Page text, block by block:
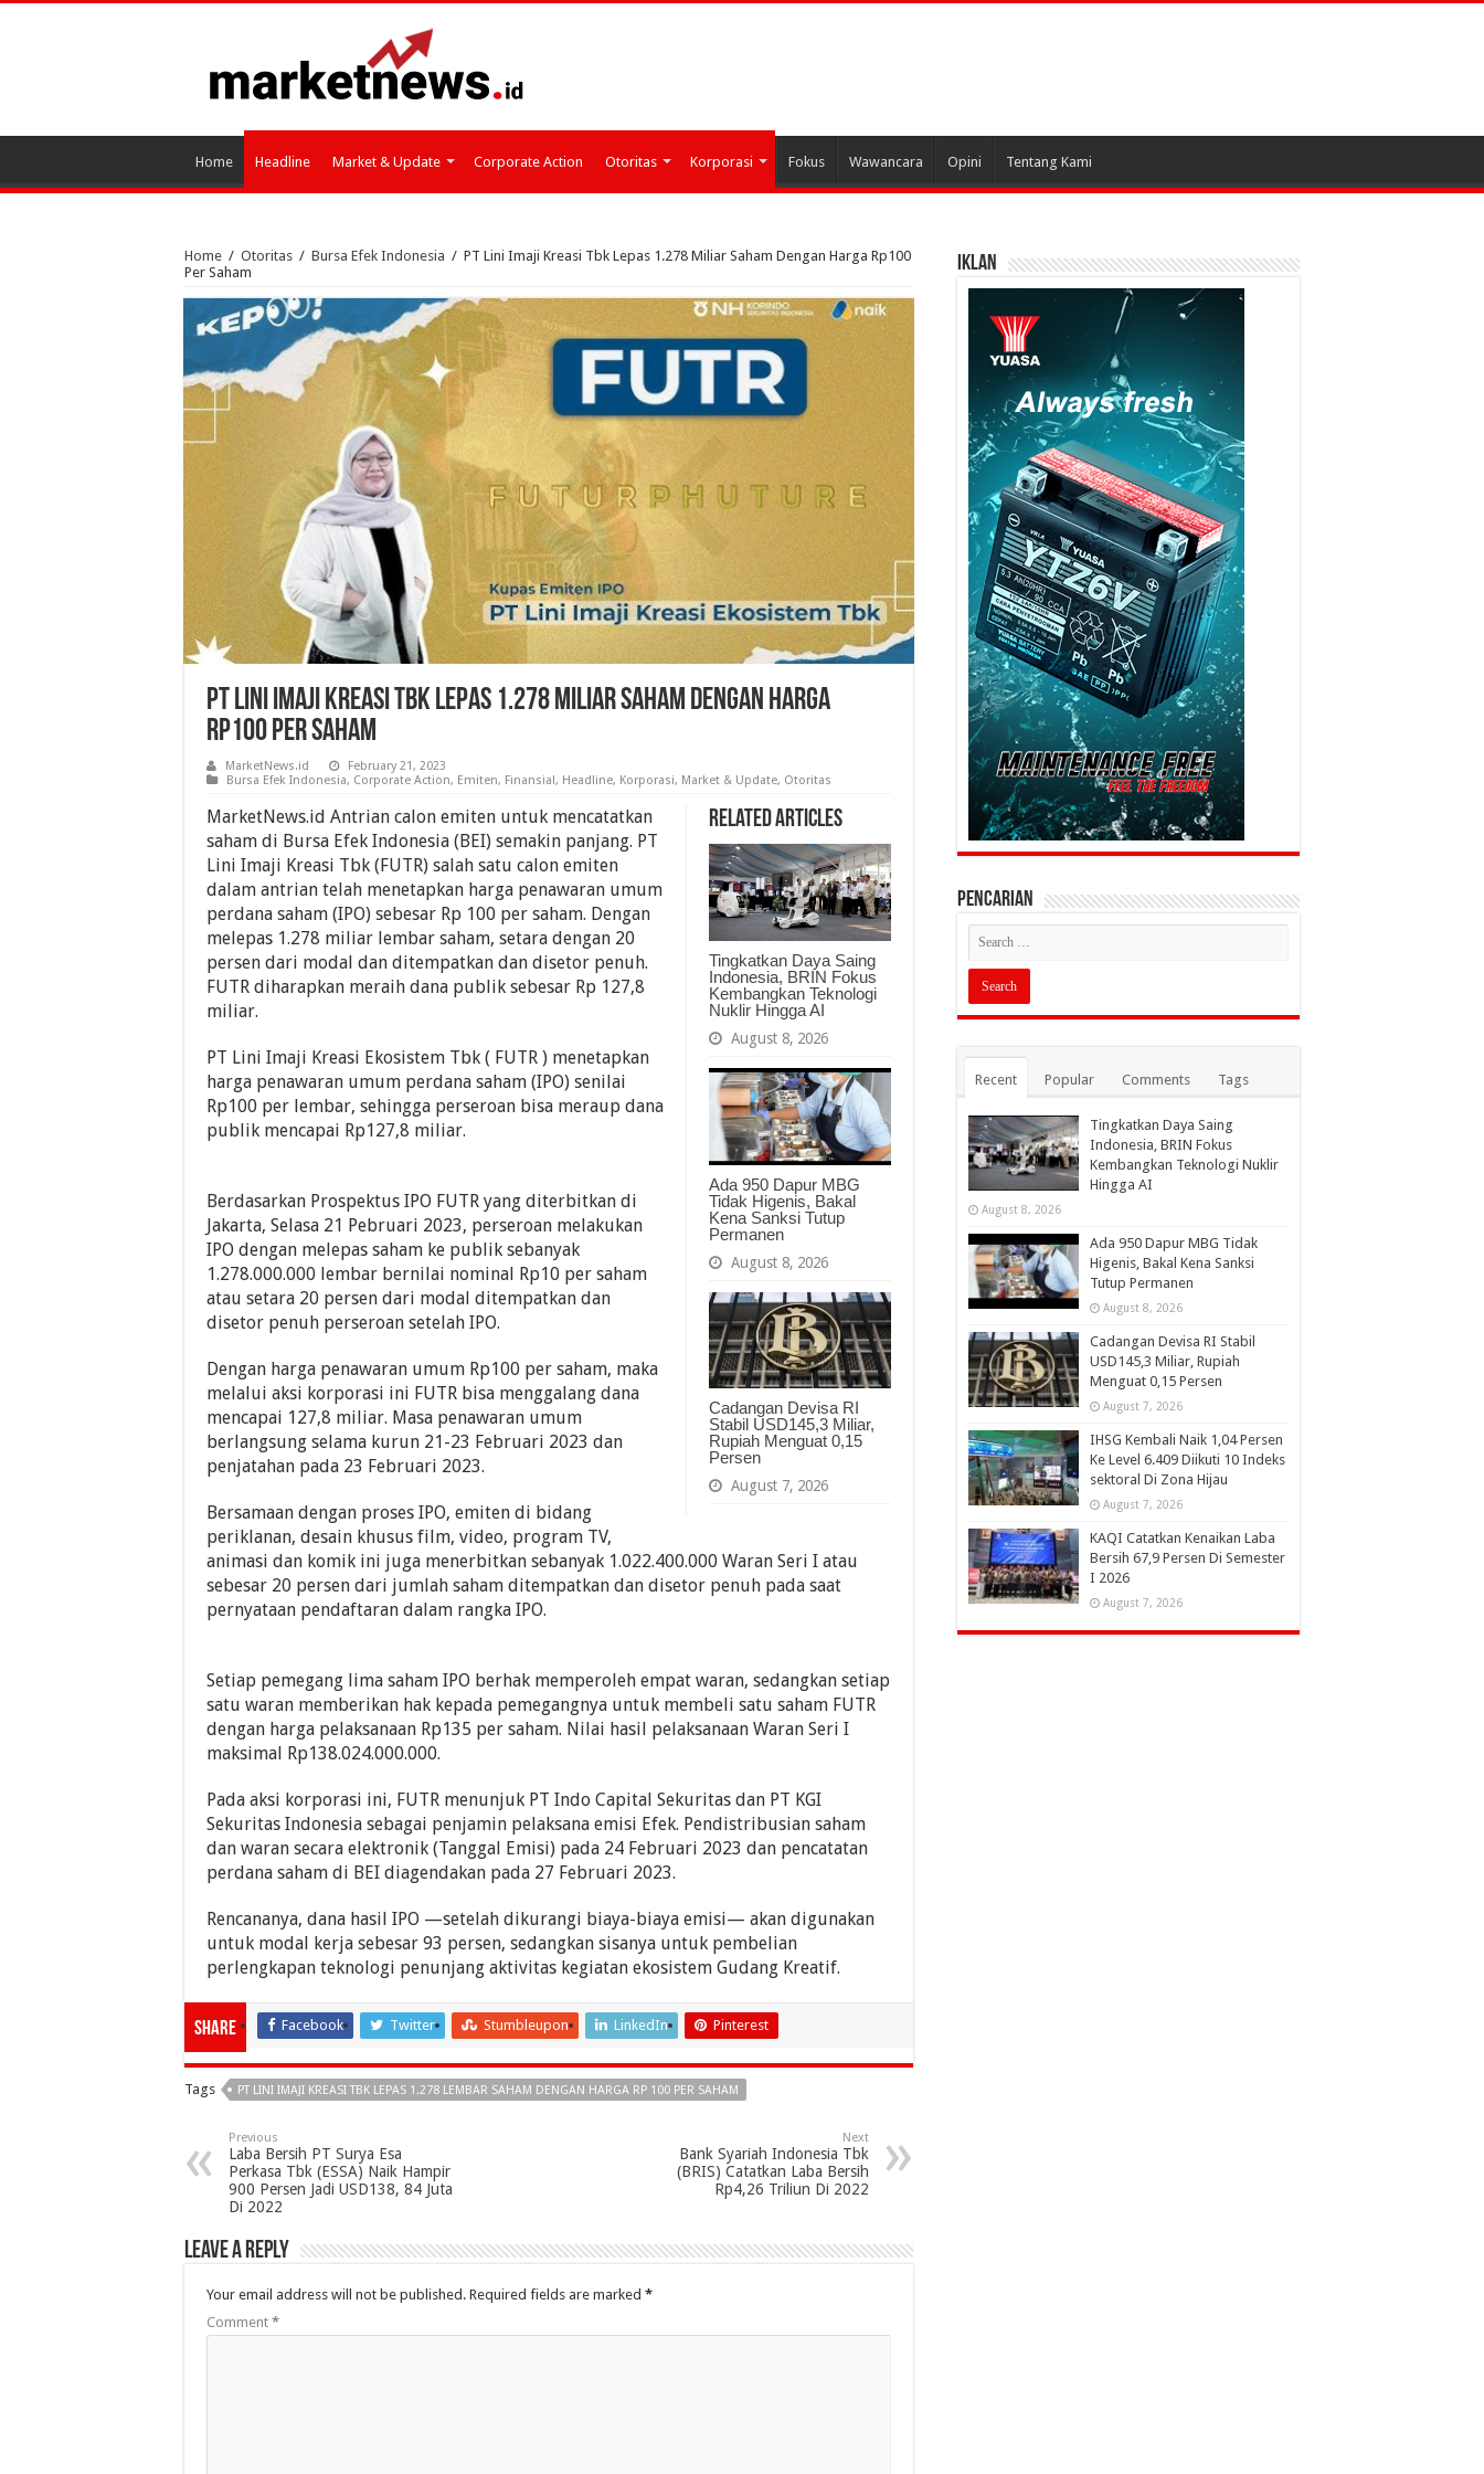
Home Headline Market & Update Corporate Action Otoritas Korporasi Fokus Wawancara Opini Tentang Kami
Home / Otoritas / Bursa Efek Indonesia / PT Lini Imaji Kreasi Tbk Lepas 1.278 Miliar Saham Dengan Harga Rp100
Per Saham
PT Lini Imaji Kreasi Tbk Lepas 1.278 Miliar Saham Dengan Harga
Rp100 Per Saham
MarketNews.id
February 21, 2023
Bursa Efek Indonesia, Corporate Action, Emiten, Finansial, Headline, Korporasi, Market & Update, Otoritas
Related Articles
Tingkatkan Daya Saing
Indonesia, BRIN Fokus
Kembangkan Teknologi
Nuklir Hingga AI
August 8, 2026
Ada 950 Dapur MBG
Tidak Higenis, Bakal
Kena Sanksi Tutup
Permanen
August 8, 2026
Cadangan Devisa RI
Stabil USD145,3 Miliar,
Rupiah Menguat 0,15
Persen
August 7, 2026
MarketNews.id Antrian calon emiten untuk mencatatkan
saham di Bursa Efek Indonesia (BEI) semakin panjang. PT
Lini Imaji Kreasi Tbk (FUTR) salah satu calon emiten
dalam antrian telah menetapkan harga penawaran umum
perdana saham (IPO) sebesar Rp 100 per saham. Dengan
melepas 1.278 miliar lembar saham, setara dengan 20
persen dari modal dan ditempatkan dan disetor penuh.
FUTR diharapkan meraih dana publik sebesar Rp 127,8
miliar.
PT Lini Imaji Kreasi Ekosistem Tbk ( FUTR ) menetapkan
harga penawaran umum perdana saham (IPO) senilai
Rp100 per lembar, sehingga perseroan bisa meraup dana
publik mencapai Rp127,8 miliar.
Berdasarkan Prospektus IPO FUTR yang diterbitkan di
Jakarta, Selasa 21 Pebruari 2023, perseroan melakukan
IPO dengan melepas saham ke publik sebanyak
1.278.000.000 lembar bernilai nominal Rp10 per saham
atau setara 20 persen dari modal ditempatkan dan
disetor penuh perseroan setelah IPO.
Dengan harga penawaran umum Rp100 per saham, maka
melalui aksi korporasi ini FUTR bisa menggalang dana
mencapai 127,8 miliar. Masa penawaran umum
berlangsung selama kurun 21-23 Februari 2023 dan
penjatahan pada 23 Februari 2023.
Bersamaan dengan proses IPO, emiten di bidang
periklanan, desain khusus film, video, program TV,
animasi dan komik ini juga menerbitkan sebanyak 1.022.400.000 Waran Seri I atau
sebesar 20 persen dari jumlah saham ditempatkan dan disetor penuh pada saat
pernyataan pendaftaran dalam rangka IPO.
Setiap pemegang lima saham IPO berhak memperoleh empat waran, sedangkan setiap
satu waran memberikan hak kepada pemegangnya untuk membeli satu saham FUTR
dengan harga pelaksanaan Rp135 per saham. Nilai hasil pelaksanaan Waran Seri I
maksimal Rp138.024.000.000.
Pada aksi korporasi ini, FUTR menunjuk PT Indo Capital Sekuritas dan PT KGI
Sekuritas Indonesia sebagai penjamin pelaksana emisi Efek. Pendistribusian saham
dan waran secara elektronik (Tanggal Emisi) pada 24 Februari 2023 dan pencatatan
perdana saham di BEI diagendakan pada 27 Februari 2023.
Rencananya, dana hasil IPO —setelah dikurangi biaya-biaya emisi— akan digunakan
untuk modal kerja sebesar 93 persen, sedangkan sisanya untuk pembelian
perlengkapan teknologi penunjang aktivitas kegiatan ekosistem Gudang Kreatif.
Share Facebook Twitter Stumbleupon LinkedIn Pinterest
Tags PT LINI IMAJI KREASI TBK LEPAS 1.278 LEMBAR SAHAM DENGAN HARGA RP 100 PER SAHAM
Previous
Laba Bersih PT Surya Esa
Perkasa Tbk (ESSA) Naik Hampir
900 Persen Jadi USD138, 84 Juta
Di 2022
Next
Bank Syariah Indonesia Tbk
(BRIS) Catatkan Laba Bersih
Rp4,26 Triliun Di 2022
Leave a Reply
Your email address will not be published. Required fields are marked *
Comment *
IKLAN
PENCARIAN
Recent Popular Comments Tags
Tingkatkan Daya Saing
Indonesia, BRIN Fokus
Kembangkan Teknologi Nuklir
Hingga AI
August 8, 2026
Ada 950 Dapur MBG Tidak
Higenis, Bakal Kena Sanksi
Tutup Permanen
August 8, 2026
Cadangan Devisa RI Stabil
USD145,3 Miliar, Rupiah
Menguat 0,15 Persen
August 7, 2026
IHSG Kembali Naik 1,04 Persen
Ke Level 6.409 Diikuti 10 Indeks
sektoral Di Zona Hijau
August 7, 2026
KAQI Catatkan Kenaikan Laba
Bersih 67,9 Persen Di Semester
I 2026
August 7, 2026